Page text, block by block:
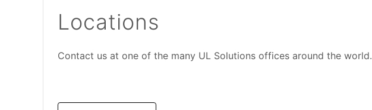
Locations
Contact us at one of the many UL Solutions offices around the world.